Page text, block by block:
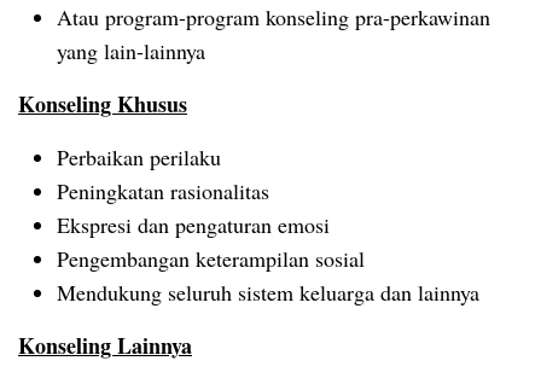
Atau program-program konseling pra-perkawinan
yang lain-lainnya
Konseling Khusus
Perbaikan perilaku
Peningkatan rasionalitas
Ekspresi dan pengaturan emosi
Pengembangan keterampilan sosial
Mendukung seluruh sistem keluarga dan lainnya
Konseling Lainnya